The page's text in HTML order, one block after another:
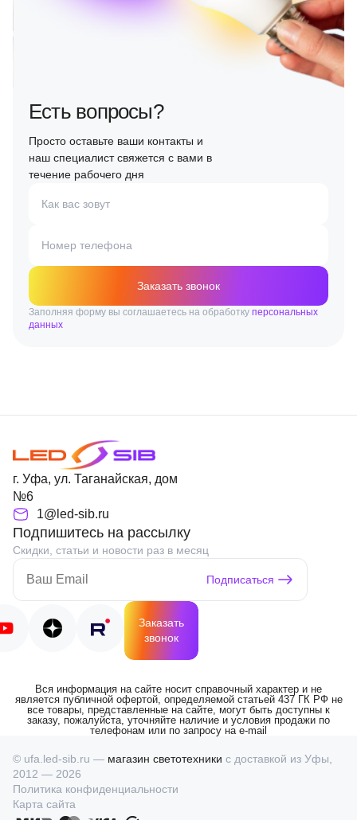
Есть вопросы?
Просто оставьте ваши контакты и
наш специалист свяжется с вами в
течение рабочего дня
Как вас зовут
Номер телефона
Заказать звонок
Заполняя форму вы соглашаетесь на обработку персональных
данных
г. Уфа, ул. Таганайская, дом
№6
1@led-sib.ru
Подпишитесь на рассылку
Скидки, статьи и новости раз в месяц
Подписаться
Заказать
звонок
Вся информация на сайте носит справочный характер и не
является публичной офертой, определяемой статьей 437 ГК РФ не
все товары, представленные на сайте, могут быть доступны к
заказу, пожалуйста, уточняйте наличие и условия продажи по
телефонам или по запросу на e-mail
© ufa.led-sib.ru — магазин светотехники с доставкой из Уфы,
2012 — 2026
Политика конфиденциальности
Карта сайта